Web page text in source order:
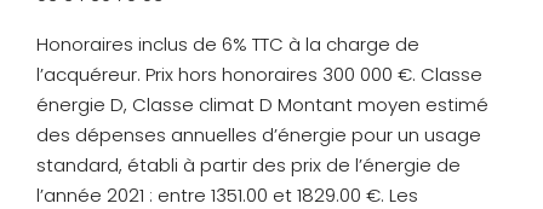
Honoraires inclus de 6% TTC à la charge de
l’acquéreur. Prix hors honoraires 300 000 €. Classe
énergie D, Classe climat D Montant moyen estimé
des dépenses annuelles d’énergie pour un usage
standard, établi à partir des prix de l’énergie de
l’année 2021 : entre 1351.00 et 1829.00 €. Les